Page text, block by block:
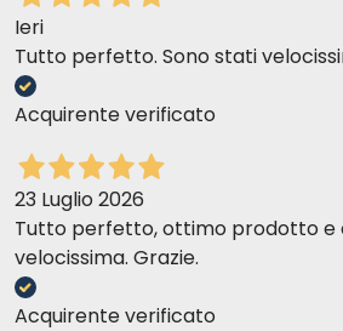
verabreichen.
Gibt es Nebenwirkungen
Fütterung dieses Futters?
Bei bestimmungsgemäßer
Nebenwirkungen auftreten; es ist
Empfehlungen des Tierarztes zu
Ist es für Katzen jeden
Es ist für erwachsene Katzen
oder älteren Katzen sollten Sie vor
Ieri
Tutto perfetto. Sono stati
Acquirente verificato
23 Luglio 2026
Tutto perfetto, ottimo prodotto e
velocissima. Grazie.
Acquirente verificato